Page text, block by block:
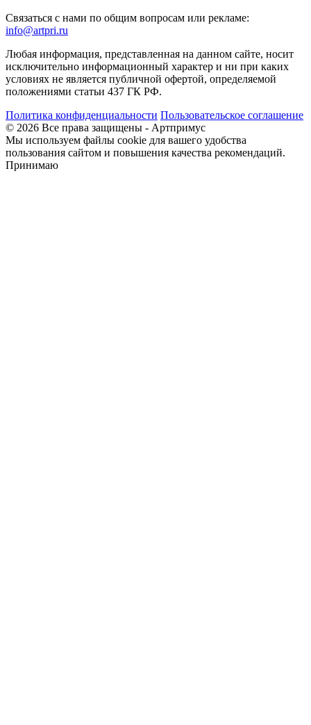
Связаться с нами по общим вопросам или рекламе:
info@artpri.ru
Любая информация, представленная на данном сайте, носит
исключительно информационный характер и ни при каких
условиях не является публичной офертой, определяемой
положениями статьи 437 ГК РФ.
Политика конфиденциальности Пользовательское соглашение
© 2026 Все права защищены - Артпримус
Мы используем файлы cookie для вашего удобства
пользования сайтом и повышения качества рекомендаций.
Принимаю